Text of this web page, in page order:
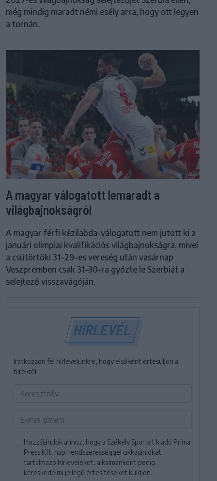
még mindig maradt némi esély arra, hogy ott legyen
a tornán.
A magyar válogatott lemaradt a
világbajnokságról
A magyar férfi kézilabda-válogatott nem jutott ki a
januári olimpiai kvalifikációs világbajnokságra, mivel
a csütörtöki 31–29-es vereség után vasárnap
Veszprémben csak 31–30-ra győzte le Szerbiát a
selejtező visszavágóján.
HÍRLEVÉL
Iratkozzon fel hírlevelünkre, hogy elsőként értesüljön a
hírekről!
Hozzájárulok ahhoz, hogy a Székely Sportot kiadó Príma
Press Kft. napi rendszerességgel cikkajánlókat
tartalmazó hírleveleket, alkalmanként pedig
kereskedelmi jellegű értesítéseket küldjön.